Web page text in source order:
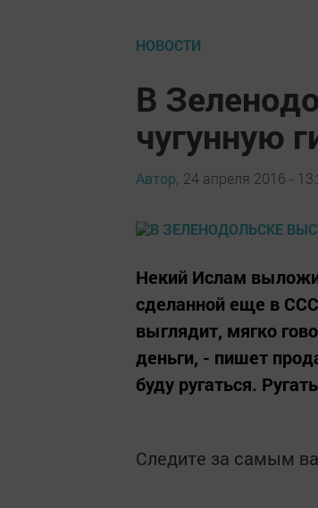
НОВОСТИ
В
чугунную
Автор, 24 апреля 2016 -
Некий Ислам
сделанной еще в
выглядит, мягко
деньги, - пишет
буду ругаться.
Следите за самым